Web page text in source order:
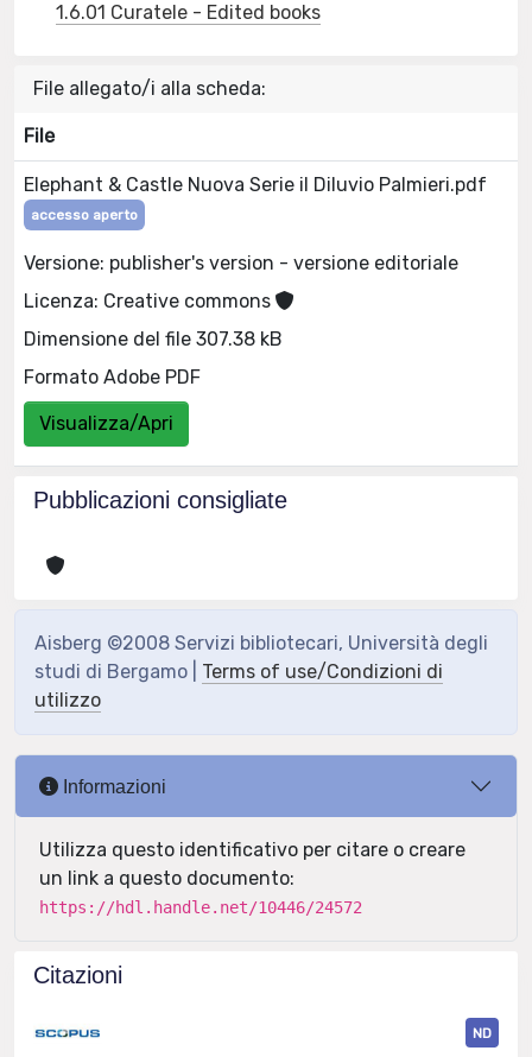
1.6.01 Curatele - Edited books
File allegato/i alla scheda:
File
Elephant & Castle Nuova Serie il Diluvio Palmieri.pdf
accesso aperto
Versione: publisher's version - versione editoriale
Licenza: Creative commons
Dimensione del file 307.38 kB
Formato Adobe PDF
Visualizza/Apri
Pubblicazioni consigliate
Aisberg ©2008 Servizi bibliotecari, Università degli
studi di Bergamo | Terms of use/Condizioni di
utilizzo
Informazioni
Utilizza questo identificativo per citare o creare
un link a questo documento:
https://hdl.handle.net/10446/24572
Citazioni
ND